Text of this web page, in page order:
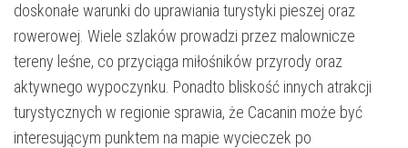
doskonałe warunki do uprawiania turystyki pieszej oraz
rowerowej. Wiele szlaków prowadzi przez malownicze
tereny leśne, co przyciąga miłośników przyrody oraz
aktywnego wypoczynku. Ponadto bliskość innych atrakcji
turystycznych w regionie sprawia, że Cacanin może być
interesującym punktem na mapie wycieczek po